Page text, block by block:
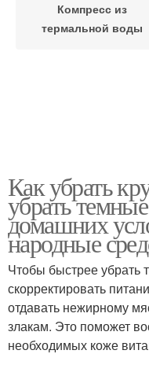
Компресс из
термальной воды
Как убрать
убрать
домашних
народные
Чтобы быстрее убрать
скорректировать
отдавать нежирному
злакам. Это поможет
необходимых коже